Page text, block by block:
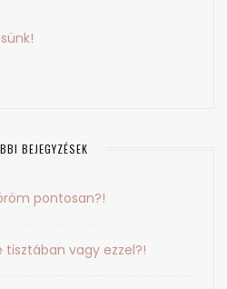
BEJEGYZÉSEK
pontosan?!
tisztában vagy ezzel?!